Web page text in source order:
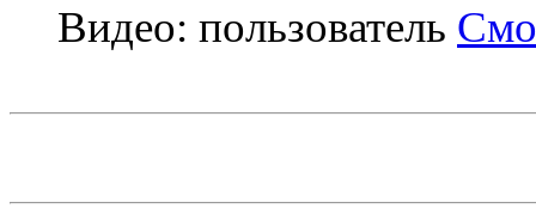
Видео: пользователь